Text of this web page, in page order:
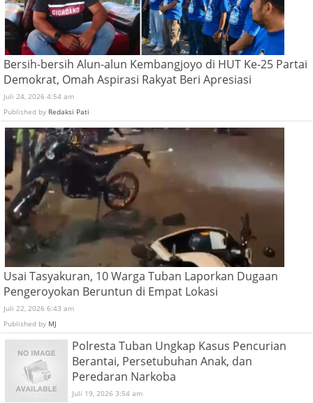
Bersih-bersih Alun-alun Kembangjoyo di HUT Ke-25 Partai
Demokrat, Omah Aspirasi Rakyat Beri Apresiasi
Juli 24, 2026 4:54 am
Published by Redaksi Pati
Usai Tasyakuran, 10 Warga Tuban Laporkan Dugaan
Pengeroyokan Beruntun di Empat Lokasi
Juli 22, 2026 6:43 am
Published by MJ
Polresta Tuban Ungkap Kasus Pencurian
Berantai, Persetubuhan Anak, dan
Peredaran Narkoba
Juli 19, 2026 3:54 am